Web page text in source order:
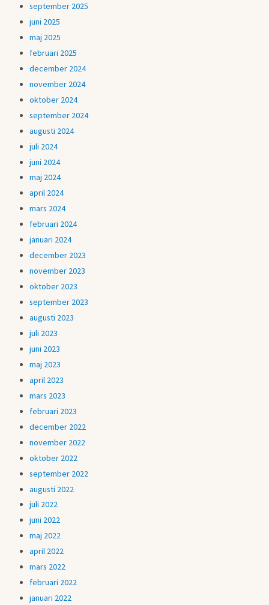
september 2025
juni 2025
maj 2025
februari 2025
december 2024
november 2024
oktober 2024
september 2024
augusti 2024
juli 2024
juni 2024
maj 2024
april 2024
mars 2024
februari 2024
januari 2024
december 2023
november 2023
oktober 2023
september 2023
augusti 2023
juli 2023
juni 2023
maj 2023
april 2023
mars 2023
februari 2023
december 2022
november 2022
oktober 2022
september 2022
augusti 2022
juli 2022
juni 2022
maj 2022
april 2022
mars 2022
februari 2022
januari 2022